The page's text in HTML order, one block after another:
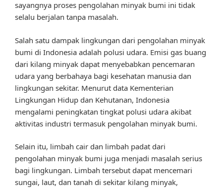
sayangnya proses pengolahan minyak bumi ini tidak
selalu berjalan tanpa masalah.
Salah satu dampak lingkungan dari pengolahan minyak
bumi di Indonesia adalah polusi udara. Emisi gas buang
dari kilang minyak dapat menyebabkan pencemaran
udara yang berbahaya bagi kesehatan manusia dan
lingkungan sekitar. Menurut data Kementerian
Lingkungan Hidup dan Kehutanan, Indonesia
mengalami peningkatan tingkat polusi udara akibat
aktivitas industri termasuk pengolahan minyak bumi.
Selain itu, limbah cair dan limbah padat dari
pengolahan minyak bumi juga menjadi masalah serius
bagi lingkungan. Limbah tersebut dapat mencemari
sungai, laut, dan tanah di sekitar kilang minyak,